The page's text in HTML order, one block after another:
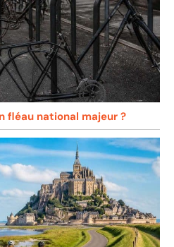
fléau national majeur ?